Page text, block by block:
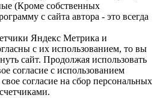
(Кроме собственных
с сайта автора - это всегда
Яндекс Метрика и
с их использованием, то вы
сайт. Продолжая использовать
согласие с использованием
согласие на сбор персональных